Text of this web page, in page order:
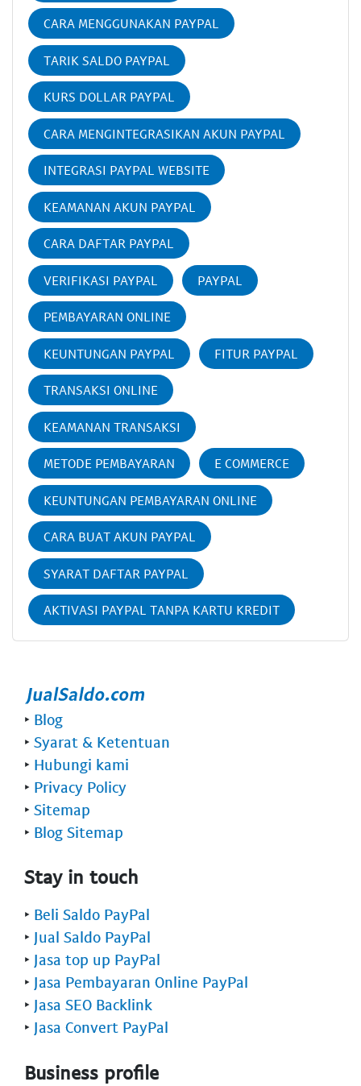
CARA MENGGUNAKAN PAYPAL
TARIK SALDO PAYPAL
KURS DOLLAR PAYPAL
CARA MENGINTEGRASIKAN AKUN PAYPAL
INTEGRASI PAYPAL WEBSITE
KEAMANAN AKUN PAYPAL
CARA DAFTAR PAYPAL
VERIFIKASI PAYPAL PAYPAL
PEMBAYARAN ONLINE
KEUNTUNGAN PAYPAL FITUR PAYPAL
TRANSAKSI ONLINE
KEAMANAN TRANSAKSI
METODE PEMBAYARAN E COMMERCE
KEUNTUNGAN PEMBAYARAN ONLINE
CARA BUAT AKUN PAYPAL
SYARAT DAFTAR PAYPAL
AKTIVASI PAYPAL TANPA KARTU KREDIT
‣ Blog
‣ Syarat & Ketentuan
‣ Hubungi kami
‣ Privacy Policy
‣ Sitemap
‣ Blog Sitemap
Stay in touch
‣ Beli Saldo PayPal
‣ Jual Saldo PayPal
‣ Jasa top up PayPal
‣ Jasa Pembayaran Online PayPal
‣ Jasa SEO Backlink
‣ Jasa Convert PayPal
Business profile